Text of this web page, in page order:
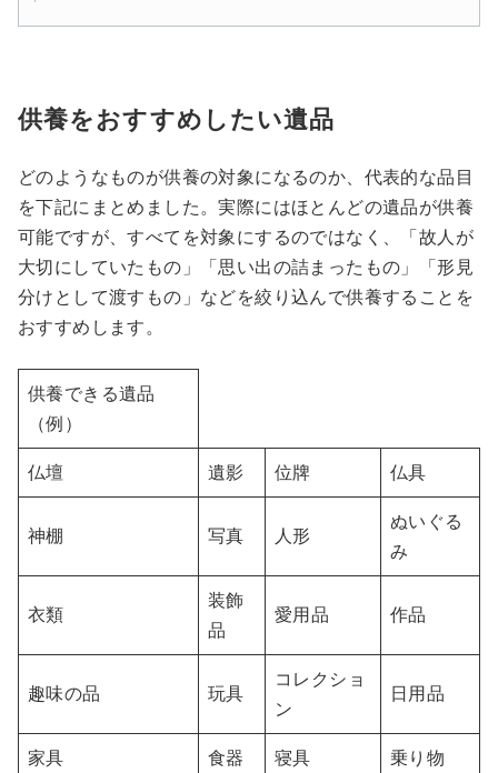
供養をおすすめしたい遺品
どのようなものが供養の対象になるのか、代表的な品目
を下記にまとめました。実際にはほとんどの遺品が供養
可能ですが、すべてを対象にするのではなく、「故人が
大切にしていたもの」「思い出の詰まったもの」「形見
分けとして渡すもの」などを絞り込んで供養することを
おすすめします。
供養できる遺品
（例）
仏壇
遺影 位牌 仏具
神棚 写真 人形
ぬいぐる
み
衣類
装飾
品
愛用品 作品
趣味の品 玩具
コレクショ
ン
日用品
家具 食器 寝具 乗り物